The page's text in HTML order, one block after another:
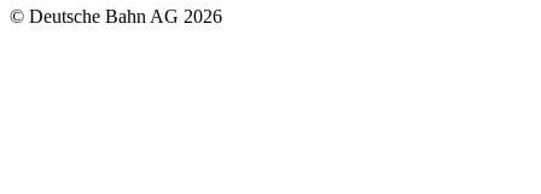
© Deutsche Bahn AG 2026